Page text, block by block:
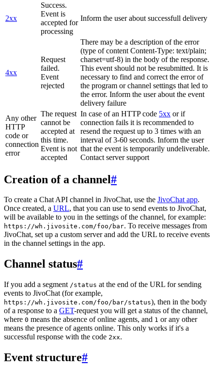
2xx
Success.
Event is
accepted for
processing
Inform the user about successfull delivery
4xx
Request
failed.
Event
rejected
There may be a description of the error
(type of content Content-Type: text/plain;
charset=utf-8) in the body of the response.
This event should not be resubmitted. It is
necessary to find and correct the error of
the program or channel settings that led to
the error. Inform the user about the event
delivery failure
Any other
HTTP
code or
connection
error
The request
cannot be
accepted at
this time.
Event is not
accepted
In case of an HTTP code 5xx or if
connection fails it is recommended to
resend the request up to 3 times with an
interval of 3-60 seconds. Inform the user
that the event is temporarily undeliverable.
Contact server support
Creation of a channel#
To create a Chat API channel in JivoChat, use the JivoChat app.
Once created, a URL, that you can use to send events to JivoChat,
will be available to you in the settings of the channel, for example:
https://wh.jivosite.com/foo/bar. To receive messages from
JivoChat, set up a custom server and add the URL to receive events
in the channel settings in the app.
Channel status#
If you add a segment /status at the end of the URL for sending
events to JivoChat (for example,
https://wh.jivosite.com/foo/bar/status), then in the body
of a response to a GET-request you will get a status of the channel,
where 0 means the absence of online agents, and 1 or any other
means the presence of agents online. This only works if it's a
successful response with the code 2xx.
Event structure#